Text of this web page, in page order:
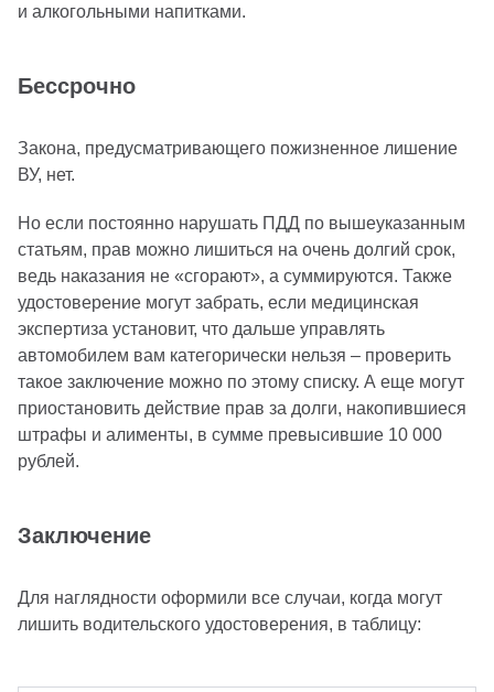
и алкогольными напитками.
Бессрочно
Закона, предусматривающего пожизненное лишение
ВУ, нет.
Но если постоянно нарушать ПДД по вышеуказанным
статьям, прав можно лишиться на очень долгий срок,
ведь наказания не «сгорают», а суммируются. Также
удостоверение могут забрать, если медицинская
экспертиза установит, что дальше управлять
автомобилем вам категорически нельзя – проверить
такое заключение можно по этому списку. А еще могут
приостановить действие прав за долги, накопившиеся
штрафы и алименты, в сумме превысившие 10 000
рублей.
Заключение
Для наглядности оформили все случаи, когда могут
лишить водительского удостоверения, в таблицу: